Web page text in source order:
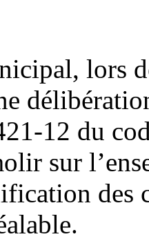
lors
12 du
sur
des